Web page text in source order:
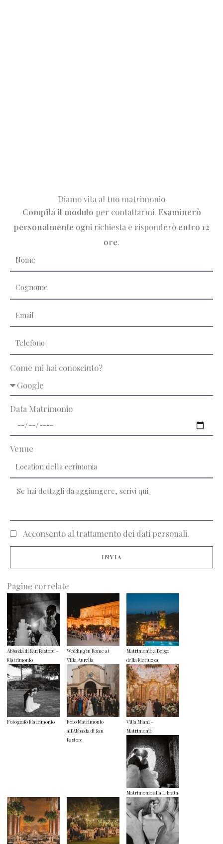
Diamo vita al tuo matrimonio
Compila il modulo per contattarmi. Esaminerò
personalmente ogni richiesta e risponderò entro 12
ore.
Come mi hai conosciuto?
Data Matrimonio
Venue
Acconsento al trattamento dei dati personali.
INVIA
Pagine correlate
Abbazia di San Pastore –
Matrimonio
Wedding in Rome at
Villa Aurelia
Matrimonio a Borgo
della Merluzza
Fotografo Matrimonio
Foto Matrimonio
all’Abbazia di San
Pastore
Villa Miani –
Matrimonio
Matrimonio alla Librata